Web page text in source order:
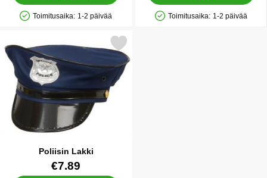
Saatavuus: Varastossa
Toimitusaika: 1-2 päivää
Saatavuus: Varastossa
Toimitusaika: 1-2 päivää
Poliisin Lakki
Tuote.nro 1199€7.89
Merkitse poliisin Lakki suosikiksi